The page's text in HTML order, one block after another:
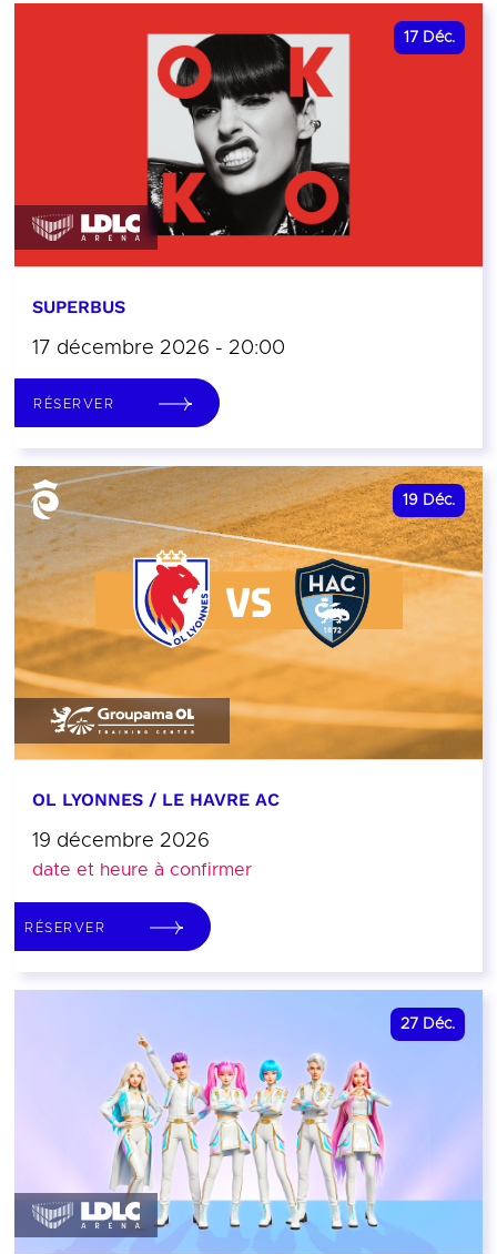
17 Déc.
SUPERBUS
17 décembre 2026 - 20:00
RÉSERVER
19 Déc.
OL LYONNES / LE HAVRE AC
19 décembre 2026
date et heure à confirmer
RÉSERVER
27 Déc.